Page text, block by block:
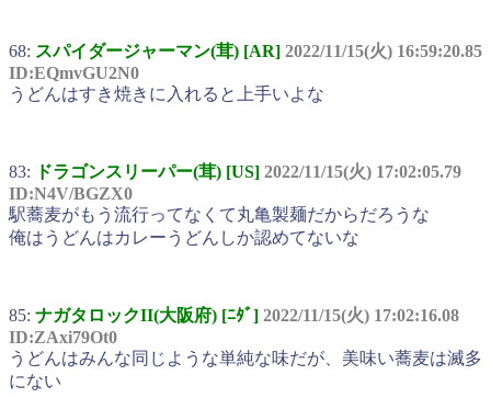
68: スパイダージャーマン(茸) [AR] 2022/11/15(火) 16:59:20.85
ID:EQmvGU2N0
うどんはすき焼きに入れると上手いよな
83: ドラゴンスリーパー(茸) [US] 2022/11/15(火) 17:02:05.79
ID:N4V/BGZX0
駅蕎麦がもう流行ってなくて丸亀製麺だからだろうな
俺はうどんはカレーうどんしか認めてないな
85: ナガタロックII(大阪府) [ﾆﾀﾞ] 2022/11/15(火) 17:02:16.08
ID:ZAxi79Ot0
うどんはみんな同じような単純な味だが、美味い蕎麦は滅多
にない